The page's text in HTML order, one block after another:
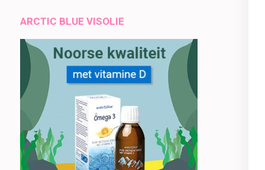
ARCTIC BLUE VISOLIE